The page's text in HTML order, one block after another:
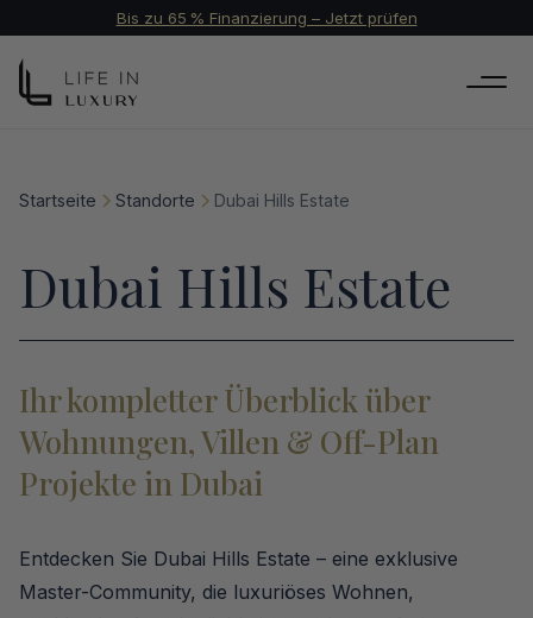
Bis zu 65 % Finanzierung – Jetzt prüfen
Startseite Standorte Dubai Hills Estate
Dubai Hills Estate
Ihr kompletter Überblick über
Wohnungen, Villen & Off-Plan
Projekte in Dubai
Entdecken Sie Dubai Hills Estate – eine exklusive
Master-Community, die luxuriöses Wohnen,